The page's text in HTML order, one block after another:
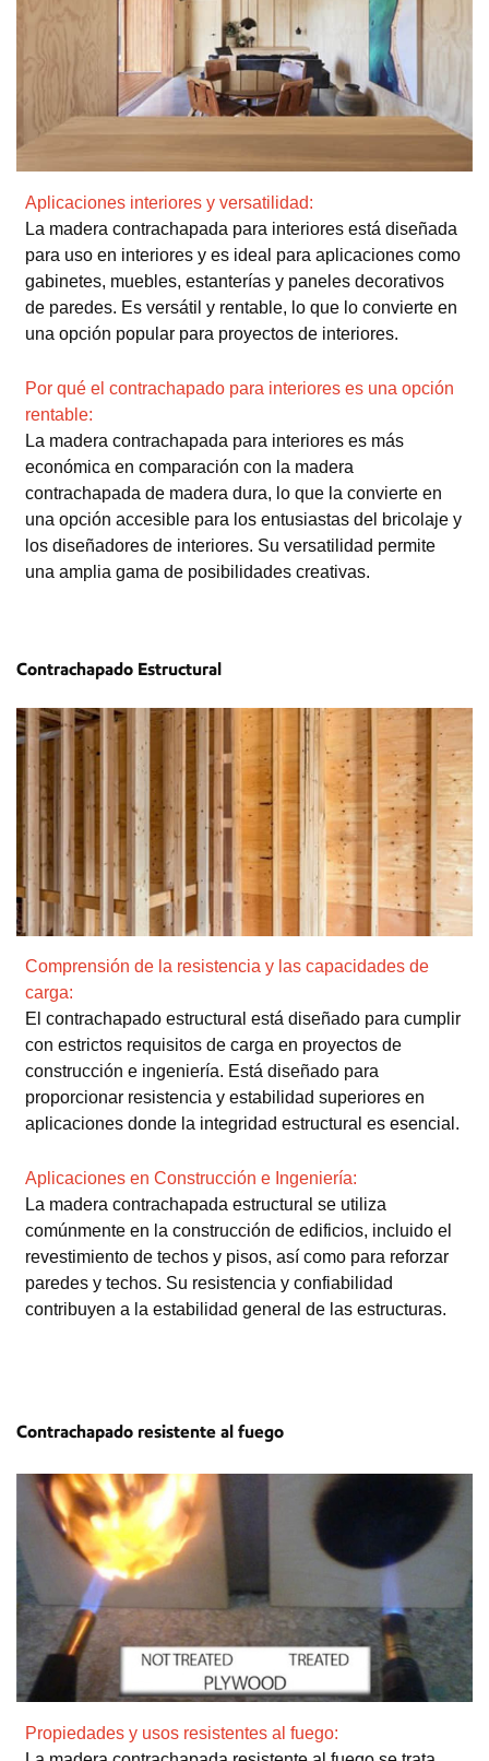
Aplicaciones interiores y versatilidad:
La madera contrachapada para interiores está diseñada
para uso en interiores y es ideal para aplicaciones como
gabinetes, muebles, estanterías y paneles decorativos
de paredes. Es versátil y rentable, lo que lo convierte en
una opción popular para proyectos de interiores.
Por qué el contrachapado para interiores es una opción
rentable:
La madera contrachapada para interiores es más
económica en comparación con la madera
contrachapada de madera dura, lo que la convierte en
una opción accesible para los entusiastas del bricolaje y
los diseñadores de interiores. Su versatilidad permite
una amplia gama de posibilidades creativas.
Contrachapado Estructural
Comprensión de la resistencia y las capacidades de
carga:
El contrachapado estructural está diseñado para cumplir
con estrictos requisitos de carga en proyectos de
construcción e ingeniería. Está diseñado para
proporcionar resistencia y estabilidad superiores en
aplicaciones donde la integridad estructural es esencial.
Aplicaciones en Construcción e Ingeniería:
La madera contrachapada estructural se utiliza
comúnmente en la construcción de edificios, incluido el
revestimiento de techos y pisos, así como para reforzar
paredes y techos. Su resistencia y confiabilidad
contribuyen a la estabilidad general de las estructuras.
Contrachapado resistente al fuego
Propiedades y usos resistentes al fuego: